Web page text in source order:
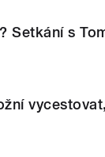
Setkání s